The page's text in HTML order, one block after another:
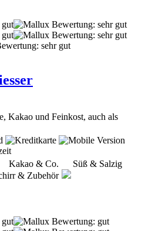
Kakao und Feinkost, auch als
& Co. Süß & Salzig
& Zubehör